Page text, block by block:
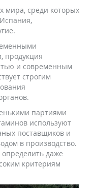
мира, среди которых
продукция
и современным
строгим
партиями
используют
поставщиков и
в производство.
даже
критериям